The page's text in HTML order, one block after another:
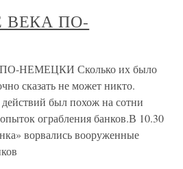
ВЕКА ПО-
НЕМЕЦКИ Сколько их было
сказать не может никто.
был похож на сотни
ограбления банков.В 10.30
ворвались вооруженные